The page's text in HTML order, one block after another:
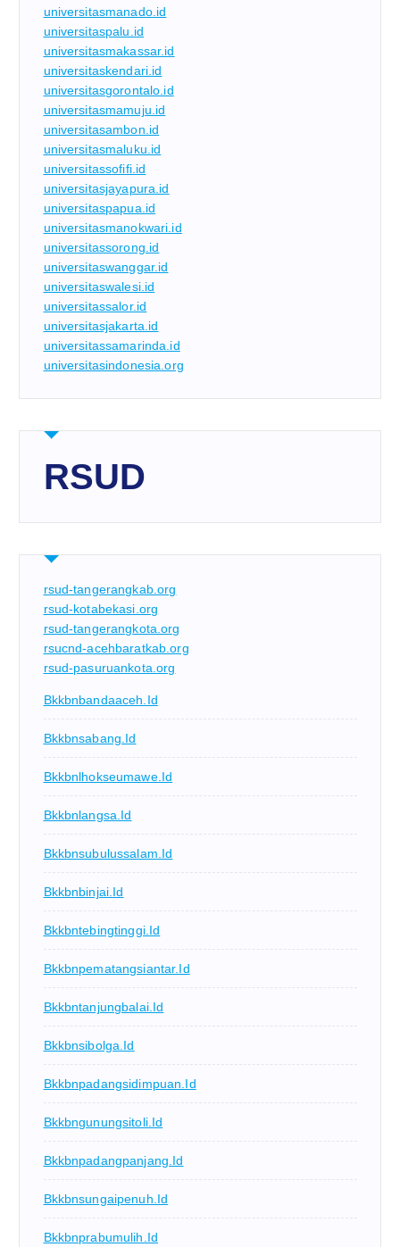
universitasmanado.id
universitaspalu.id
universitasmakassar.id
universitaskendari.id
universitasgorontalo.id
universitasmamuju.id
universitasambon.id
universitasmaluku.id
universitassofifi.id
universitasjayapura.id
universitaspapua.id
universitasmanokwari.id
universitassorong.id
universitaswanggar.id
universitaswalesi.id
universitassalor.id
universitasjakarta.id
universitassamarinda.id
universitasindonesia.org
RSUD
rsud-tangerangkab.org
rsud-kotabekasi.org
rsud-tangerangkota.org
rsucnd-acehbaratkab.org
rsud-pasuruankota.org
Bkkbnbandaaceh.id
Bkkbnsabang.id
Bkkbnlhokseumawe.id
Bkkbnlangsa.id
Bkkbnsubulussalam.id
Bkkbnbinjai.id
Bkkbntebingtinggi.id
Bkkbnpematangsiantar.id
Bkkbntanjungbalai.id
Bkkbnsibolga.id
Bkkbnpadangsidimpuan.id
Bkkbngunungsitoli.id
Bkkbnpadangpanjang.id
Bkkbnsungaipenuh.id
Bkkbnprabumulih.id